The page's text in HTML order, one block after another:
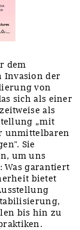
dem
Invasion der
von
sich als einer
als
„mit
unmittelbaren
Sie
um uns
Was garantiert
bietet
bis hin zu